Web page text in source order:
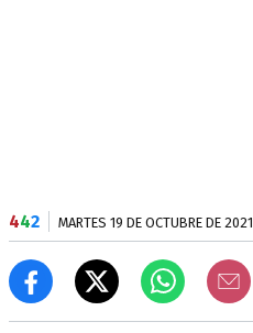
442 MARTES 19 DE OCTUBRE DE 2021